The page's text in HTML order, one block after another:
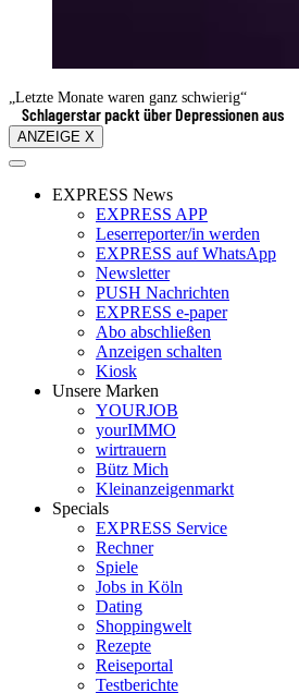
„Letzte Monate waren ganz schwierig“
Schlagerstar packt über Depressionen aus
ANZEIGE X
EXPRESS News
EXPRESS APP
Leserreporter/in werden
EXPRESS auf WhatsApp
Newsletter
PUSH Nachrichten
EXPRESS e-paper
Abo abschließen
Anzeigen schalten
Kiosk
Unsere Marken
YOURJOB
yourIMMO
wirtrauern
Bütz Mich
Kleinanzeigenmarkt
Specials
EXPRESS Service
Rechner
Spiele
Jobs in Köln
Dating
Shoppingwelt
Rezepte
Reiseportal
Testberichte